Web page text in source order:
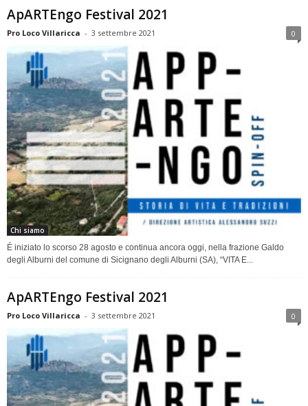
ApARTEngo Festival 2021
Pro Loco Villaricca - 3 settembre 2021 0
Chi siamo
É iniziato lo scorso 28 agosto e continua ancora oggi, nella frazione Galdo
degli Alburni del comune di Sicignano degli Alburni (SA), “VITA E...
ApARTEngo Festival 2021
Pro Loco Villaricca - 3 settembre 2021 0